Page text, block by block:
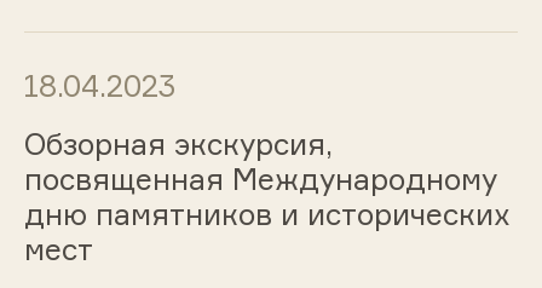
18.04.2023
Обзорная экскурсия,
посвященная Международному
дню памятников и исторических
мест